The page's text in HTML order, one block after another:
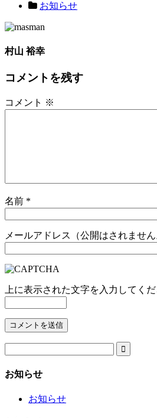
お知らせ
村山 裕幸
コメントを残す
コメント ※
名前 *
メールアドレス（公開はされません
上に表示された文字を入力してくだ

お知らせ
お知らせ